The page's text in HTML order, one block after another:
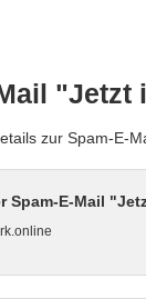
zur Spam-E-
Spam-E-Mail